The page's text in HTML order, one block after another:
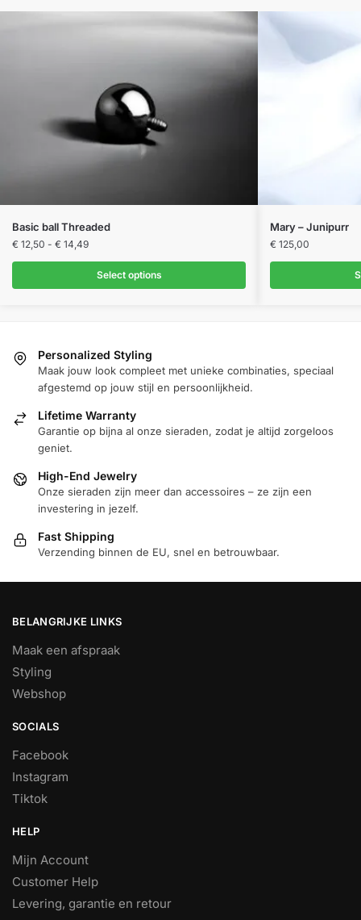
Basic ball Threaded
€ 12,50 - € 14,49Prijsklasse:
€ 12,50
tot
€ 14,49
Select options
Dit
product
heeft
meerdere
kan
gekozen
op
productpagina
Mary – Junipurr
€ 125,00
Dit
product
heeft
meerdere
gekozen
de
Personalized Styling
Maak jouw look compleet met unieke combinaties, speciaal
afgestemd op jouw stijl en persoonlijkheid.
Lifetime Warranty
Garantie op bijna al onze sieraden, zodat je altijd zorgeloos
geniet.
High-End Jewelry
Onze sieraden zijn meer dan accessoires – ze zijn een
investering in jezelf.
Fast Shipping
Verzending binnen de EU, snel en betrouwbaar.
BELANGRIJKE LINKS
Maak een afspraak
Styling
Webshop
SOCIALS
Facebook
Instagram
Tiktok
HELP
Mijn Account
Customer Help
Levering, garantie en retour